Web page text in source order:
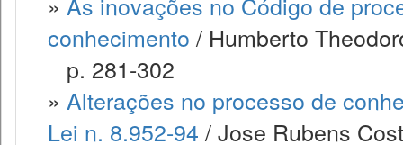
conhecimento / Humberto
p. 281-302
» Alterações no processo de
Lei n. 8.952-94 / Jose Rubens